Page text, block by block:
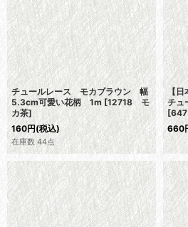
チュールレース モカブラウン 幅
5.3cm可愛い花柄 1m [12718 モ
カ茶]
160円(税込)
在庫数 44点
【日
チュ
[
660